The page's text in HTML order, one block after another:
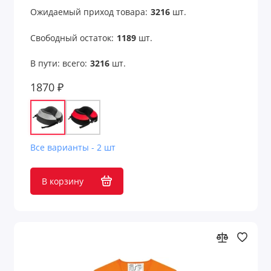
Парковочные визитки
Пепельницы
Перекус в рабочее время
Пикник и отдых на природе
Ожидаемый приход товара: 3216шт.
Свободный остаток: 1189шт.
В пути: всего: 3216шт.
1870 ₽
Все варианты - 2 шт
В корзину